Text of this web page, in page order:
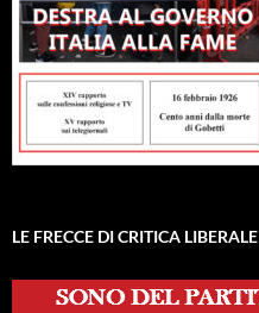
LE FRECCE DI CRITICA LIBERALE